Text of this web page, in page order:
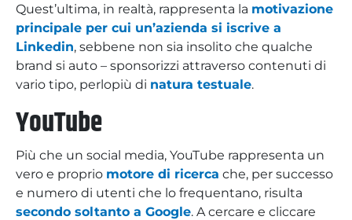
Quest’ultima, in realtà, rappresenta la motivazione
principale per cui un’azienda si iscrive a
Linkedin, sebbene non sia insolito che qualche
brand si auto – sponsorizzi attraverso contenuti di
vario tipo, perlopiù di natura testuale.
YouTube
Più che un social media, YouTube rappresenta un
vero e proprio motore di ricerca che, per successo
e numero di utenti che lo frequentano, risulta
secondo soltanto a Google. A cercare e cliccare